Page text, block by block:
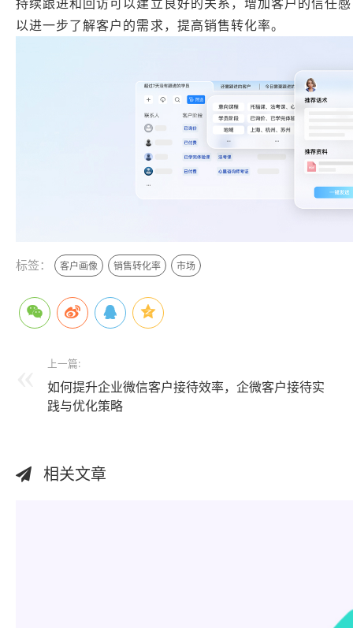
以进一步了解客户的需求，提高销售转化率。
标签： 客户画像 销售转化率 市场
上一篇:
如何提升企业微信客户接待效率，企微客户接待实
践与优化策略
相关文章